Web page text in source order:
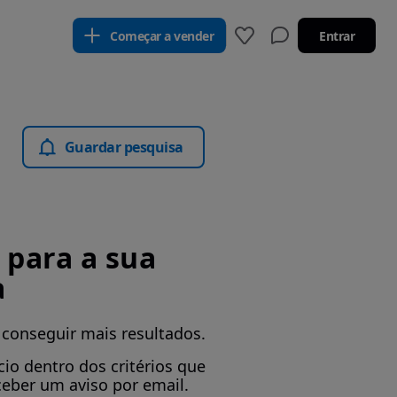
Começar a vender Entrar
Guardar pesquisa
a sua
mais resultados.
dentro dos critérios que
um aviso por email.